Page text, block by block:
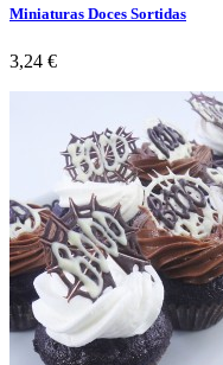
Miniaturas Doces Sortidas
Preço
3,24 €